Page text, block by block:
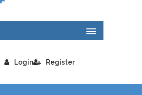
Login Register